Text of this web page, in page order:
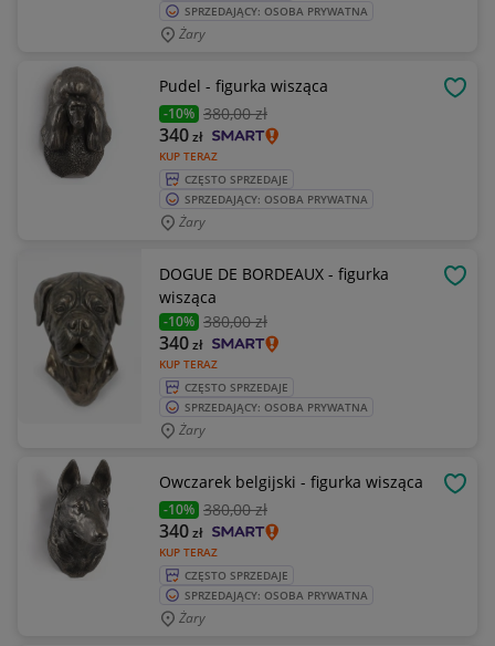
SPRZEDAJĄCY: OSOBA PRYWATNA
Żary
Pudel - figurka wisząca
-10% 380,00 zł
KUP TERAZ
340zł
CZĘSTO SPRZEDAJE
SPRZEDAJĄCY: OSOBA PRYWATNA
Żary
DOGUE DE BORDEAUX - figurka
wisząca
-10% 380,00 zł
KUP TERAZ
340zł
CZĘSTO SPRZEDAJE
SPRZEDAJĄCY: OSOBA PRYWATNA
Żary
Owczarek belgijski - figurka wisząca
-10% 380,00 zł
KUP TERAZ
340zł
CZĘSTO SPRZEDAJE
SPRZEDAJĄCY: OSOBA PRYWATNA
Żary